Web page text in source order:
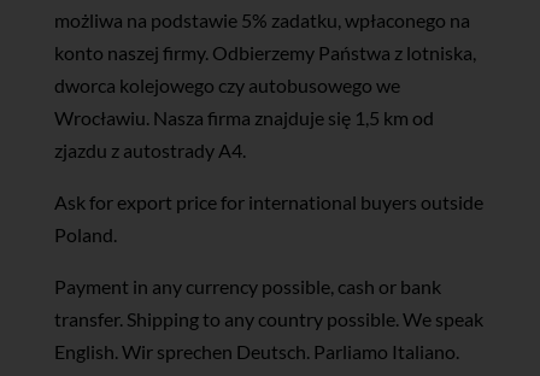
możliwa na podstawie 5% zadatku, wpłaconego na
konto naszej firmy. Odbierzemy Państwa z lotniska,
dworca kolejowego czy autobusowego we
Wrocławiu. Nasza firma znajduje się 1,5 km od
zjazdu z autostrady A4.
Ask for export price for international buyers outside
Poland.
Payment in any currency possible, cash or bank
transfer. Shipping to any country possible. We speak
English. Wir sprechen Deutsch. Parliamo Italiano.